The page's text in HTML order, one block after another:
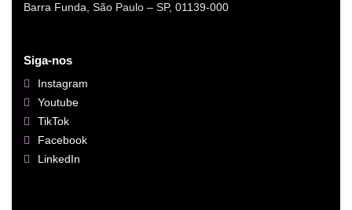
Barra Funda, São Paulo – SP, 01139-000
Siga-nos
Instagram
Youtube
TikTok
Facebook
LinkedIn